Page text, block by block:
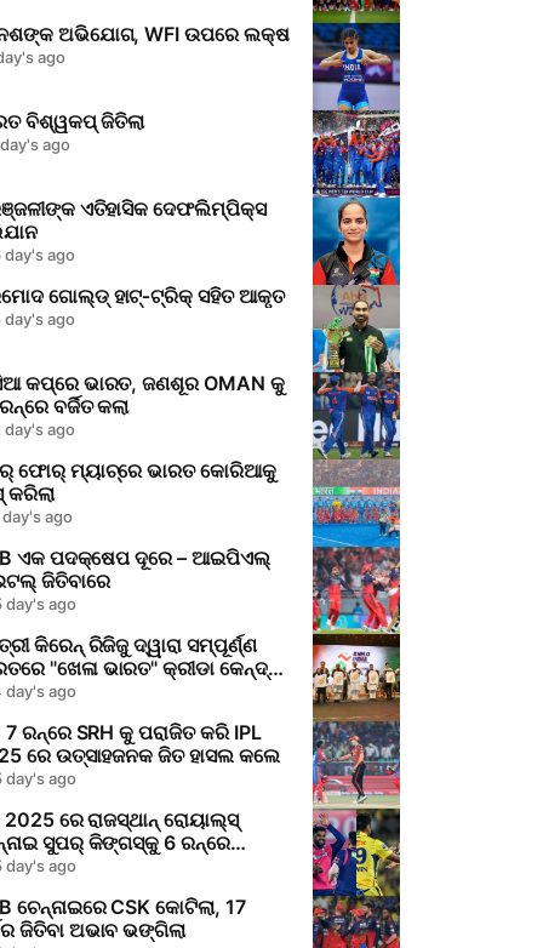
ଅଭିଯୋଗ, WFI ଉପରେ ଲକ୍ଷ
ago
ବିଶ୍ୱକପ୍ ଜିତିଲା
ago
ଏତିହାସିକ ଦେଫଲିମ୍ପିକ୍ସ
day's ago
ଗୋଲ୍ଡ୍ ହାଟ୍‑ଟ୍ରିକ୍ ସ‌ହିତ ଆକୃତ
day's ago
କପ୍‌ରେ ଭାରତ, ଜଣଶୂର OMAN କୁ
ବର୍ଜିତ କଲା
day's ago
ଫୋର୍ ମ୍ୟାଚ୍‌ରେ ଭାରତ କୋରିଆକୁ
କରିଲା
day's ago
ଏକ ପଦକ୍ଷେପ ଦୂରେ – ଆଇପିଏଲ୍
ଜିତିବାରେ
day's ago
କିରେନ୍ ରିଜିଜୁ ଦ୍ୱାରା ସମ୍ପୂର୍ଣ୍ଣ
"ଖେଳା ଭାରତ" କ୍ରୀଡା କେନ୍ଦ୍ର
day's ago
7 ରନ୍‌ରେ SRH କୁ ପରାଜିତ କରି IPL
ରେ ଉତ୍ସାହଜନକ ଜିତ ହାସଲ କଲେ
day's ago
2025 ରେ ରାଜସ୍ଥାନ୍ ରୋୟାଲ୍ସ୍
ସୁପର୍ କିଙ୍ଗସ୍‌କୁ 6 ରନ୍‌ରେ
ଜିତ ହାସଲ କଲେ
day's ago
ଚେନ୍ନାଇରେ CSK କୋଟିଲା, 17
ଜିତିବା ଅଭାବ ଭଙ୍ଗିଲା